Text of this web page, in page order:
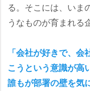
る。そこには、いま
うなものが育まれる
「会社が好きで、
こうという意識が高
誰もが部署の壁を気